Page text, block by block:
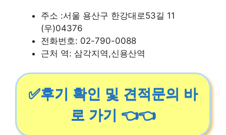
주소 :서울 용산구 한강대로53길 11
(우)04376
전화번호: 02-790-0088
근처 역: 삼각지역,신용산역
✅후기 확인 및 견적문의 바
로 가기 👈👈